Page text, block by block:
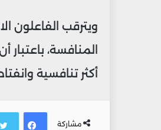
ويترقب الفاعلون
المنافسة،
أكثر تنافسية
مشاركة